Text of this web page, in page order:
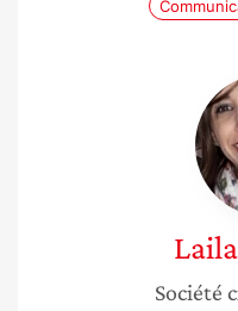
Laila
Société